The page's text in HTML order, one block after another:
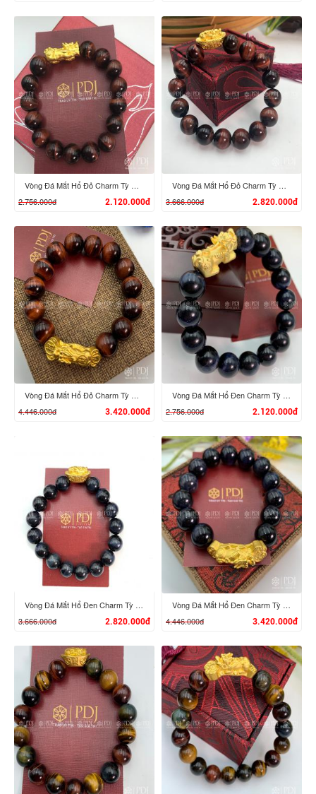
XEM CHI TIẾT XEM CHI TIẾT
XEM CHI TIẾT
Vòng Đá Mắt Hổ Đỏ Charm Tỳ Hưu Vàng 24k
2.756.000đ
2.120.000đ
XEM CHI TIẾT
Vòng Đá Mắt Hổ Đỏ Charm Tỳ Hưu Cưỡi Đĩnh Vàng 24K
3.666.000đ
2.820.000đ
XEM CHI TIẾT
Vòng Đá Mắt Hổ Đỏ Charm Tỳ Hưu Cưỡi Gậy Như Ý Vàng 24K
4.446.000đ
3.420.000đ
XEM CHI TIẾT
Vòng Đá Mắt Hổ Đen Charm Tỳ Hưu Vàng 24K
2.756.000đ
2.120.000đ
XEM CHI TIẾT
Vòng Đá Mắt Hổ Đen Charm Tỳ Hưu Cưỡi Đĩnh Vàng 24K
3.666.000đ
2.820.000đ
XEM CHI TIẾT
Vòng Đá Mắt Hổ Đen Charm Tỳ Hưu Cưỡi Gậy Như Ý Vàng 24K
4.446.000đ
3.420.000đ